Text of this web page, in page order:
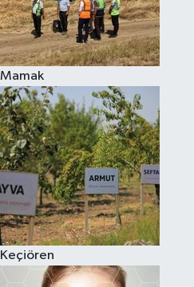
Mamak
Keçiören